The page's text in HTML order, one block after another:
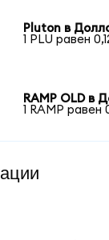
Pluton в
1 PLU равен
RAMP OLD в
1 RAMP равен